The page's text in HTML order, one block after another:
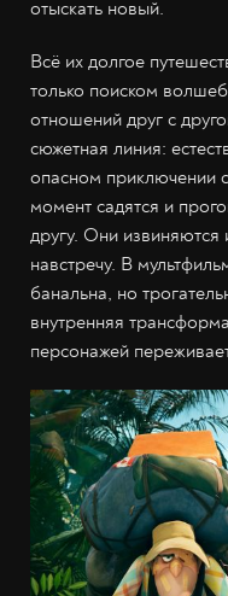
отыскать новый.
Всё их долгое
только поиском
отношений друг с
сюжетная линия:
опасном приключении
момент садятся и
другу. Они извиняются
навстречу. В
банальна, но
внутренняя
персонажей